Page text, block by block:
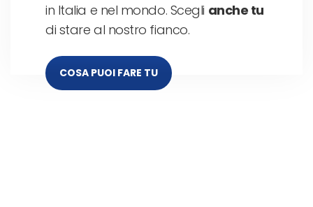
in Italia e nel mondo. Scegli anche tu
di stare al nostro fianco.
COSA PUOI FARE TU